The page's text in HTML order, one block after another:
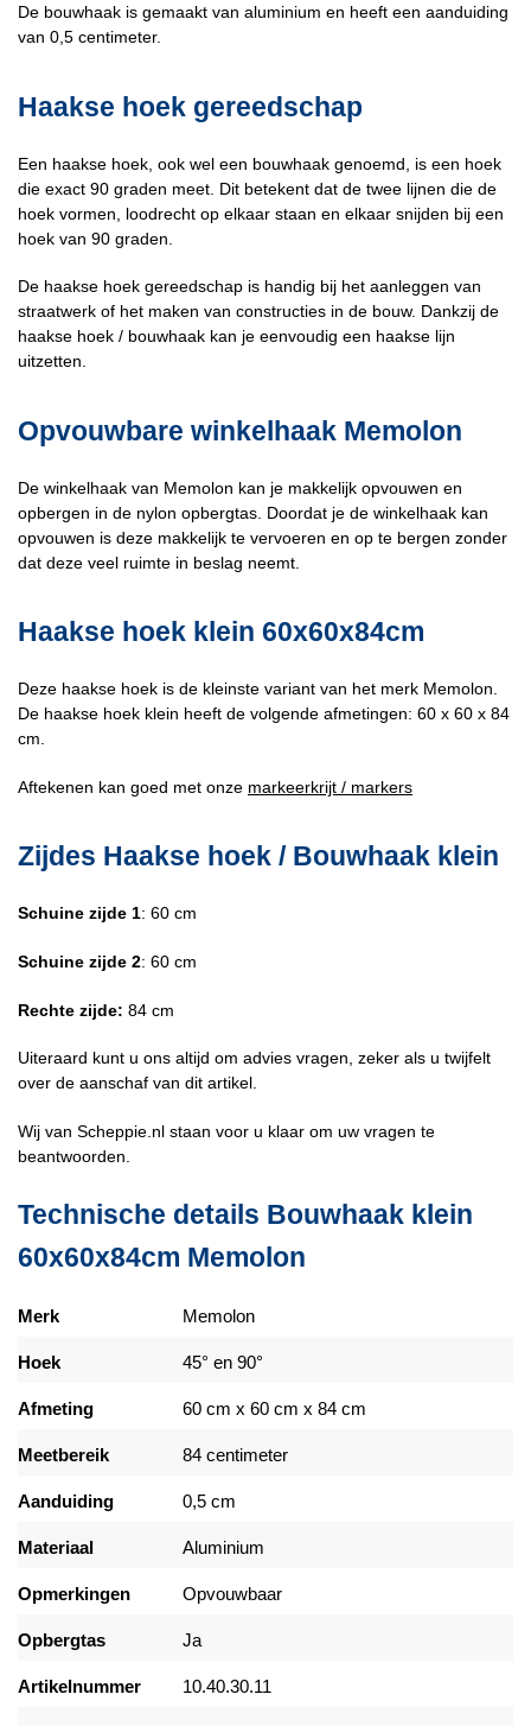
De bouwhaak is gemaakt van aluminium en heeft een aanduiding
van 0,5 centimeter.
Haakse hoek gereedschap
Een haakse hoek, ook wel een bouwhaak genoemd, is een hoek
die exact 90 graden meet. Dit betekent dat de twee lijnen die de
hoek vormen, loodrecht op elkaar staan en elkaar snijden bij een
hoek van 90 graden.
De haakse hoek gereedschap is handig bij het aanleggen van
straatwerk of het maken van constructies in de bouw. Dankzij de
haakse hoek / bouwhaak kan je eenvoudig een haakse lijn
uitzetten.
Opvouwbare winkelhaak Memolon
De winkelhaak van Memolon kan je makkelijk opvouwen en
opbergen in de nylon opbergtas. Doordat je de winkelhaak kan
opvouwen is deze makkelijk te vervoeren en op te bergen zonder
dat deze veel ruimte in beslag neemt.
Haakse hoek klein 60x60x84cm
Deze haakse hoek is de kleinste variant van het merk Memolon.
De haakse hoek klein heeft de volgende afmetingen: 60 x 60 x 84
cm.
Aftekenen kan goed met onze markeerkrijt / markers
Zijdes Haakse hoek / Bouwhaak klein
Schuine zijde 1: 60 cm
Schuine zijde 2: 60 cm
Rechte zijde: 84 cm
Uiteraard kunt u ons altijd om advies vragen, zeker als u twijfelt
over de aanschaf van dit artikel.
Wij van Scheppie.nl staan voor u klaar om uw vragen te
beantwoorden.
Technische details Bouwhaak klein
60x60x84cm Memolon
Merk Memolon
Hoek 45° en 90°
Afmeting 60 cm x 60 cm x 84 cm
Meetbereik 84 centimeter
Aanduiding 0,5 cm
Materiaal Aluminium
Opmerkingen Opvouwbaar
Opbergtas Ja
Artikelnummer 10.40.30.11